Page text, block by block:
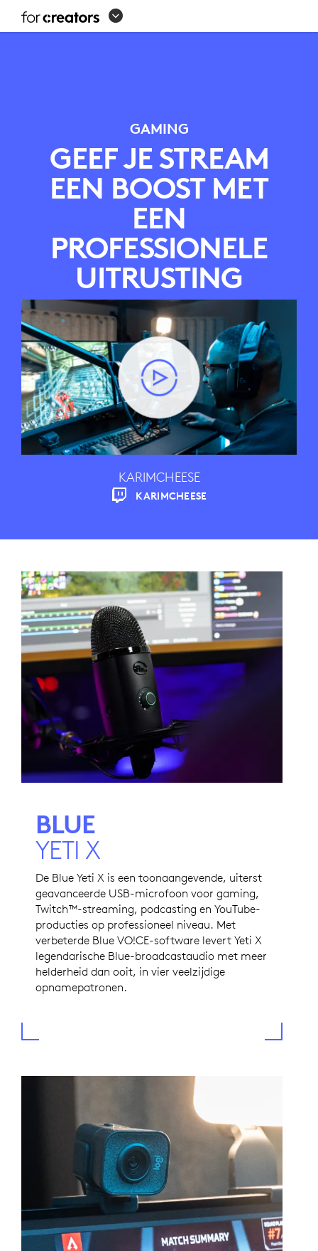
SETUP
GAMING
GEEF JE STREAM
EEN BOOST MET
EEN
PROFESSIONELE
UITRUSTING
KARIMCHEESE
KARIMCHEESE
BLUE
YETI X
De Blue Yeti X is een toonaangevende, uiterst
geavanceerde USB-microfoon voor gaming,
Twitch™-streaming, podcasting en YouTube-
producties op professioneel niveau. Met
verbeterde Blue VO!CE-software levert Yeti X
legendarische Blue-broadcastaudio met meer
helderheid dan ooit, in vier veelzijdige
opnamepatronen.